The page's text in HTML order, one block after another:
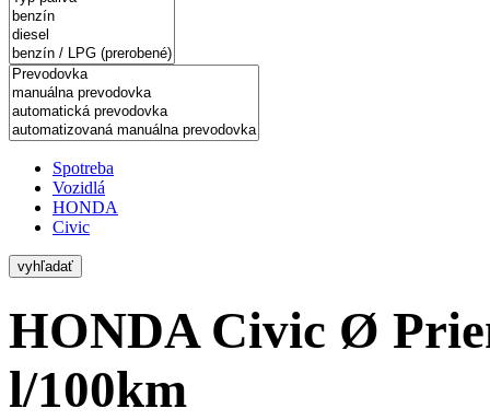
Spotreba
Vozidlá
HONDA
Civic
vyhľadať
HONDA Civic Ø
l/100km